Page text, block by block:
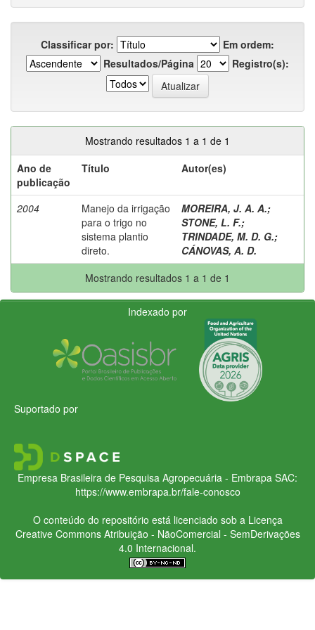
Classificar por:
Em ordem:
Resultados/Página
Registro(s):
Mostrando resultados 1 a 1 de 1
Ano de
publicação
Título Autor(es)
2004
Manejo da irrigação
para o trigo no
sistema plantio
direto.
MOREIRA, J. A. A.;
STONE, L. F.;
TRINDADE, M. D. G.;
CÁNOVAS, A. D.
Mostrando resultados 1 a 1 de 1
Indexado por
Suportado por
Empresa Brasileira de Pesquisa Agropecuária - Embrapa SAC:
https://www.embrapa.br/fale-conosco
O conteúdo do repositório está licenciado sob a Licença
Creative CommonsAtribuição - NãoComercial - SemDerivações
4.0 Internacional.